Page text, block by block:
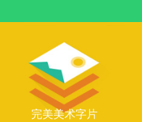
完美美术字片